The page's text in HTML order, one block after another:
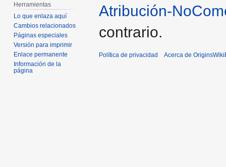
Herramientas
Lo que enlaza aquí
Cambios relacionados
Páginas especiales
Versión para imprimir
Enlace permanente
Información de la
página
Atribución-
contrario.
Política de privacidad Acerca de